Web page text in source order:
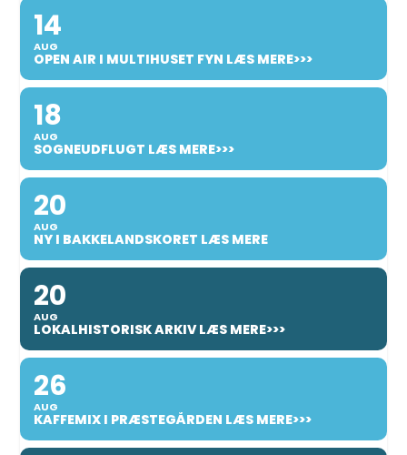
14
AUG
OPEN AIR I MULTIHUSET FYN LÆS MERE>>>
18
AUG
SOGNEUDFLUGT LÆS MERE>>>
20
AUG
NY I BAKKELANDSKORET LÆS MERE
20
AUG
LOKALHISTORISK ARKIV LÆS MERE>>>
26
AUG
KAFFEMIX I PRÆSTEGÅRDEN LÆS MERE>>>